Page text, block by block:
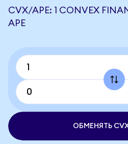
CVX/APE: 1 CONVEX
APE
ОБМЕНЯТЬ